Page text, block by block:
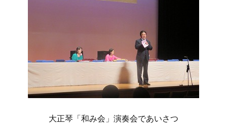
大正琴「和み会」演奏会であいさつ